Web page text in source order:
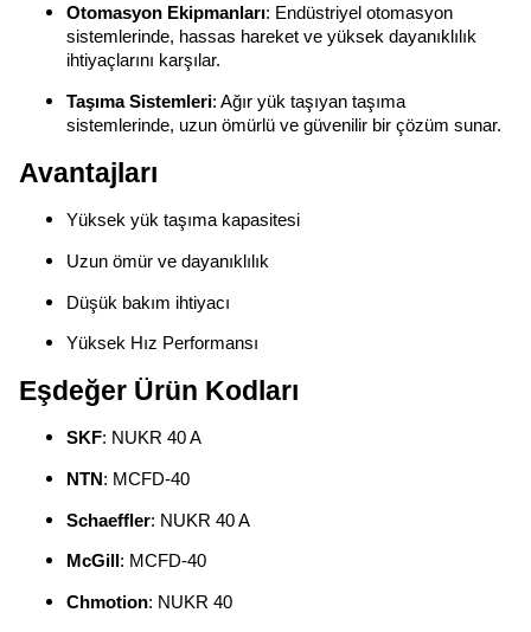
Otomasyon Ekipmanları: Endüstriyel otomasyon
sistemlerinde, hassas hareket ve yüksek dayanıklılık
ihtiyaçlarını karşılar.
Taşıma Sistemleri: Ağır yük taşıyan taşıma
sistemlerinde, uzun ömürlü ve güvenilir bir çözüm sunar.
Avantajları
Yüksek yük taşıma kapasitesi
Uzun ömür ve dayanıklılık
Düşük bakım ihtiyacı
Yüksek Hız Performansı
Eşdeğer Ürün Kodları
SKF: NUKR 40 A
NTN : MCFD-40
Schaeffler: NUKR 40 A
McGill : MCFD-40
Chmotion: NUKR 40